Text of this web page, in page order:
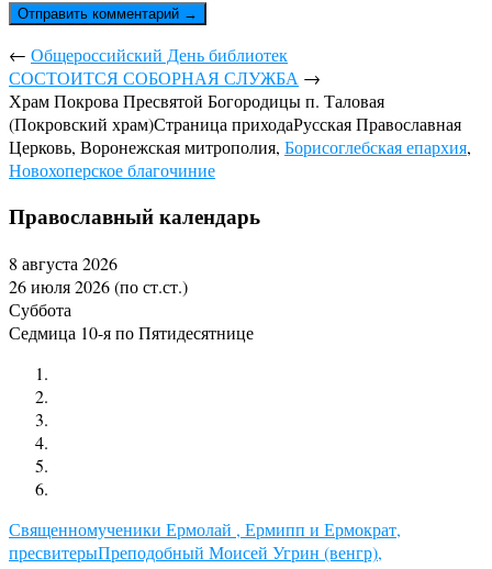
← Общероссийский День библиотек
СОСТОИТСЯ СОБОРНАЯ СЛУЖБА →
Храм Покрова Пресвятой Богородицы п. Таловая
(Покровский храм)Страница приходаРусская Православная
Церковь, Воронежская митрополия, Борисоглебская епархия,
Новохоперское благочиние
Православный календарь
8 августа 2026
26 июля 2026 (по ст.ст.)
Суббота
Седмица 10-я по Пятидесятнице
Священномученики Ермолай , Ермипп и Ермократ,
пресвитерыПреподобный Моисей Угрин (венгр),